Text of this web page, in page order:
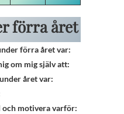
förra året
förra året var:
om mig själv att:
året var:
motivera varför: